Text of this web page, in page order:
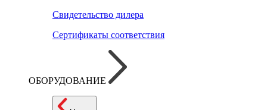
Свидетельство дилера
Сертификаты соответствия
ОБОРУДОВАНИЕ